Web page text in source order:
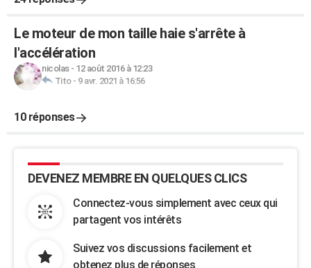
Le moteur de mon taille haie s'arrête à
l'accélération
nicolas- 12 août 2016 à 12:23
Tito- 9 avr. 2021 à 16:56
10 réponses
DEVENEZ MEMBRE EN QUELQUES CLICS
Connectez-vous simplement avec ceux qui
partagent vos intérêts
Suivez vos discussions facilement et
obtenez plus de réponses